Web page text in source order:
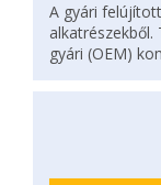
A gyári
gyári (OEM)